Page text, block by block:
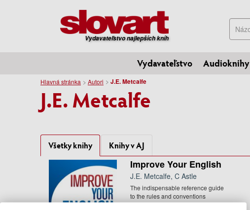
Vydavateľstvo najlepších kníh
Hľadať
Vydavateľstvo Audioknihy
Hlavná stránka Autori J.E. Metcalfe
J.E. Metcalfe
Všetky knihy Knihy v AJ
Improve Your English
J.E. Metcalfe, C Astle
The indispensable reference guide
to the rules and conventions
governing written English.